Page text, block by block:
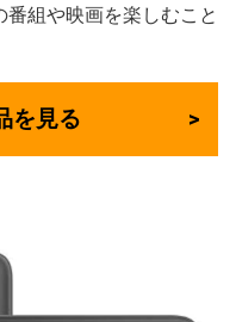
番組や映画を楽しむこと
を見る